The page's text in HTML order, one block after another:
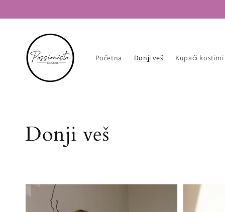
sadržaj
Početna Donji veš Kupaći kostimi
Kolekcija:
Donji veš